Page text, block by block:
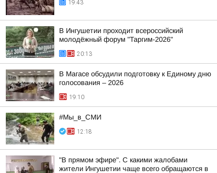
19:43
В Ингушетии проходит всероссийский
молодёжный форум "Таргим-2026"
20:13
В Магасе обсудили подготовку к Единому дню
голосования – 2026
19:10
#Мы_в_СМИ
12:18
"В прямом эфире". С какими жалобами
жители Ингушетии чаще всего обращаются в